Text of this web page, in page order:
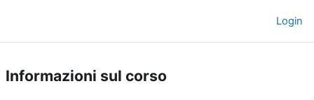
Login
Informazioni sul corso